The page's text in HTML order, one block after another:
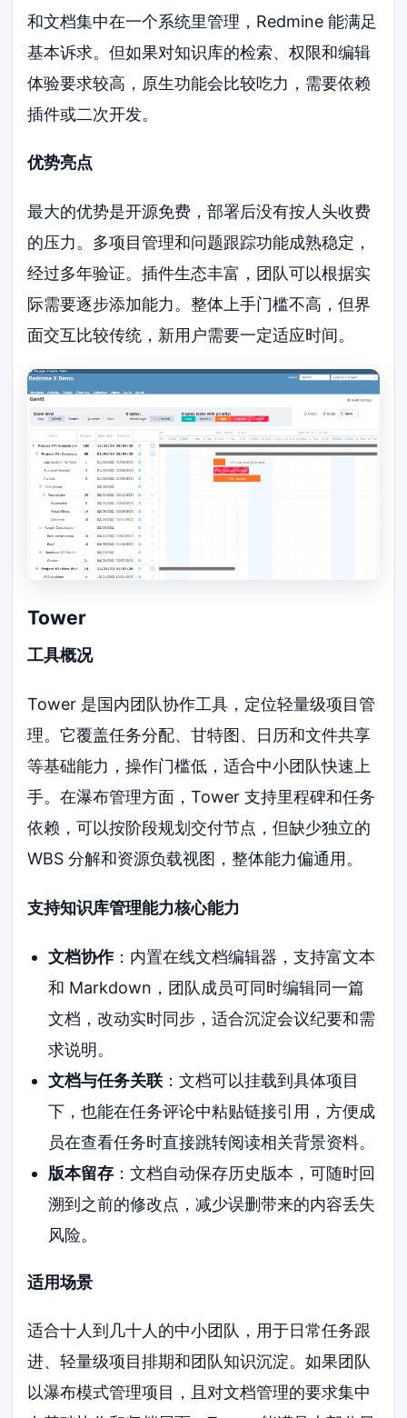
和文档集中在一个系统里管理，Redmine 能满足
基本诉求。但如果对知识库的检索、权限和编辑
体验要求较高，原生功能会比较吃力，需要依赖
插件或二次开发。
优势亮点
最大的优势是开源免费，部署后没有按人头收费
的压力。多项目管理和问题跟踪功能成熟稳定，
经过多年验证。插件生态丰富，团队可以根据实
际需要逐步添加能力。整体上手门槛不高，但界
面交互比较传统，新用户需要一定适应时间。
Tower
工具概况
Tower 是国内团队协作工具，定位轻量级项目管
理。它覆盖任务分配、甘特图、日历和文件共享
等基础能力，操作门槛低，适合中小团队快速上
手。在瀑布管理方面，Tower 支持里程碑和任务
依赖，可以按阶段规划交付节点，但缺少独立的
WBS 分解和资源负载视图，整体能力偏通用。
支持知识库管理能力核心能力
文档协作：内置在线文档编辑器，支持富文本
和 Markdown，团队成员可同时编辑同一篇
文档，改动实时同步，适合沉淀会议纪要和需
求说明。
文档与任务关联：文档可以挂载到具体项目
下，也能在任务评论中粘贴链接引用，方便成
员在查看任务时直接跳转阅读相关背景资料。
版本留存：文档自动保存历史版本，可随时回
溯到之前的修改点，减少误删带来的内容丢失
风险。
适用场景
适合十人到几十人的中小团队，用于日常任务跟
进、轻量级项目排期和团队知识沉淀。如果团队
以瀑布模式管理项目，且对文档管理的要求集中